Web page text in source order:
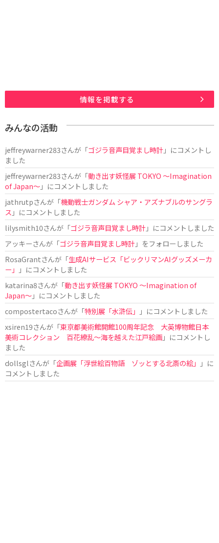
情報を掲載する
みんなの活動
jeffreywarner283さんが「ゴジラ音声目覚まし時計」にコメントし
ました
jeffreywarner283さんが「動き出す妖怪展 TOKYO 〜Imagination
of Japan〜」にコメントしました
jathrutpさんが「機動戦士ガンダム シャア・アズナブルのサングラ
ス 」にコメントしました
lilysmith10さんが「ゴジラ音声目覚まし時計」にコメントしました
アッキーさんが「ゴジラ音声目覚まし時計」をフォローしました
RosaGrantさんが「生成AIサービス「ビックリマンAIグッズメーカ
ー」
」にコメントしました
katarina8さんが「動き出す妖怪展 TOKYO 〜Imagination of
Japan〜」にコメントしました
compostertacoさんが「特別展「水滸伝」
」にコメントしました
xsiren19さんが「東京都美術館開館100周年記念 大英博物館日本
美術コレクション 百花繚乱～海を越えた江戸絵画」にコメントし
ました
dollsglさんが「企画展「浮世絵百物語 ゾッとする北斎の絵」
」に
コメントしました